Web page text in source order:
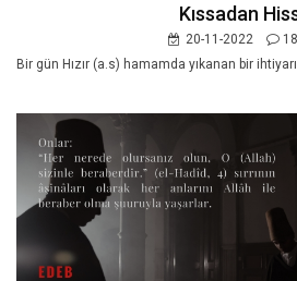
Kıssadan
20-11-2022
Bir gün Hızır (a.s) hamamda yıkanan bir